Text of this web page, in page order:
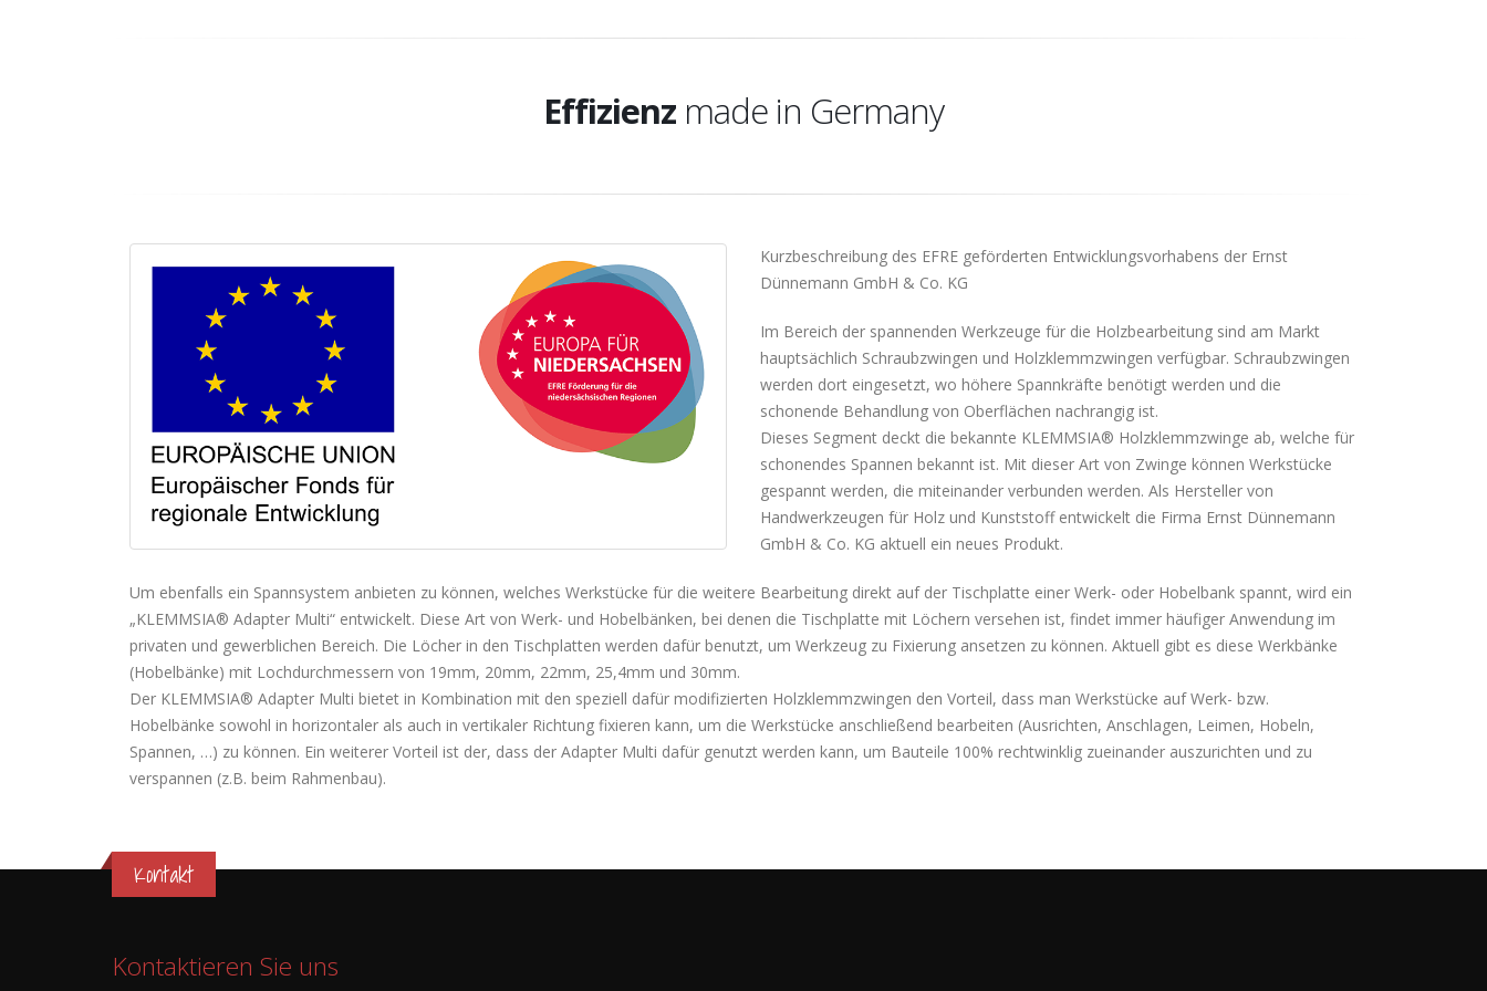
Effizienz
Qualität 100%
made in Germany
Kurzbeschreibung des EFRE geförderten Entwicklungsvorhabens der Ernst
Dünnemann GmbH & Co. KG
Im Bereich der spannenden Werkzeuge für die Holzbearbeitung sind am Markt
hauptsächlich Schraubzwingen und Holzklemmzwingen verfügbar. Schraubzwingen
werden dort eingesetzt, wo höhere Spannkräfte benötigt werden und die
schonende Behandlung von Oberflächen nachrangig ist.
Dieses Segment deckt die bekannte KLEMMSIA® Holzklemmzwinge ab, welche für
schonendes Spannen bekannt ist. Mit dieser Art von Zwinge können Werkstücke
gespannt werden, die miteinander verbunden werden. Als Hersteller von
Handwerkzeugen für Holz und Kunststoff entwickelt die Firma Ernst Dünnemann
GmbH & Co. KG aktuell ein neues Produkt.
Um ebenfalls ein Spannsystem anbieten zu können, welches Werkstücke für die weitere Bearbeitung direkt auf der Tischplatte einer Werk- oder Hobelbank spannt, wird ein
„KLEMMSIA® Adapter Multi“ entwickelt. Diese Art von Werk- und Hobelbänken, bei denen die Tischplatte mit Löchern versehen ist, findet immer häufiger Anwendung im
privaten und gewerblichen Bereich. Die Löcher in den Tischplatten werden dafür benutzt, um Werkzeug zu Fixierung ansetzen zu können. Aktuell gibt es diese Werkbänke
(Hobelbänke) mit Lochdurchmessern von 19mm, 20mm, 22mm, 25,4mm und 30mm.
Der KLEMMSIA® Adapter Multi bietet in Kombination mit den speziell dafür modifizierten Holzklemmzwingen den Vorteil, dass man Werkstücke auf Werk- bzw.
Hobelbänke sowohl in horizontaler als auch in vertikaler Richtung fixieren kann, um die Werkstücke anschließend bearbeiten (Ausrichten, Anschlagen, Leimen, Hobeln,
Spannen, …) zu können. Ein weiterer Vorteil ist der, dass der Adapter Multi dafür genutzt werden kann, um Bauteile 100% rechtwinklig zueinander auszurichten und zu
verspannen (z.B. beim Rahmenbau).
Kontakt
Kontaktieren Sie uns